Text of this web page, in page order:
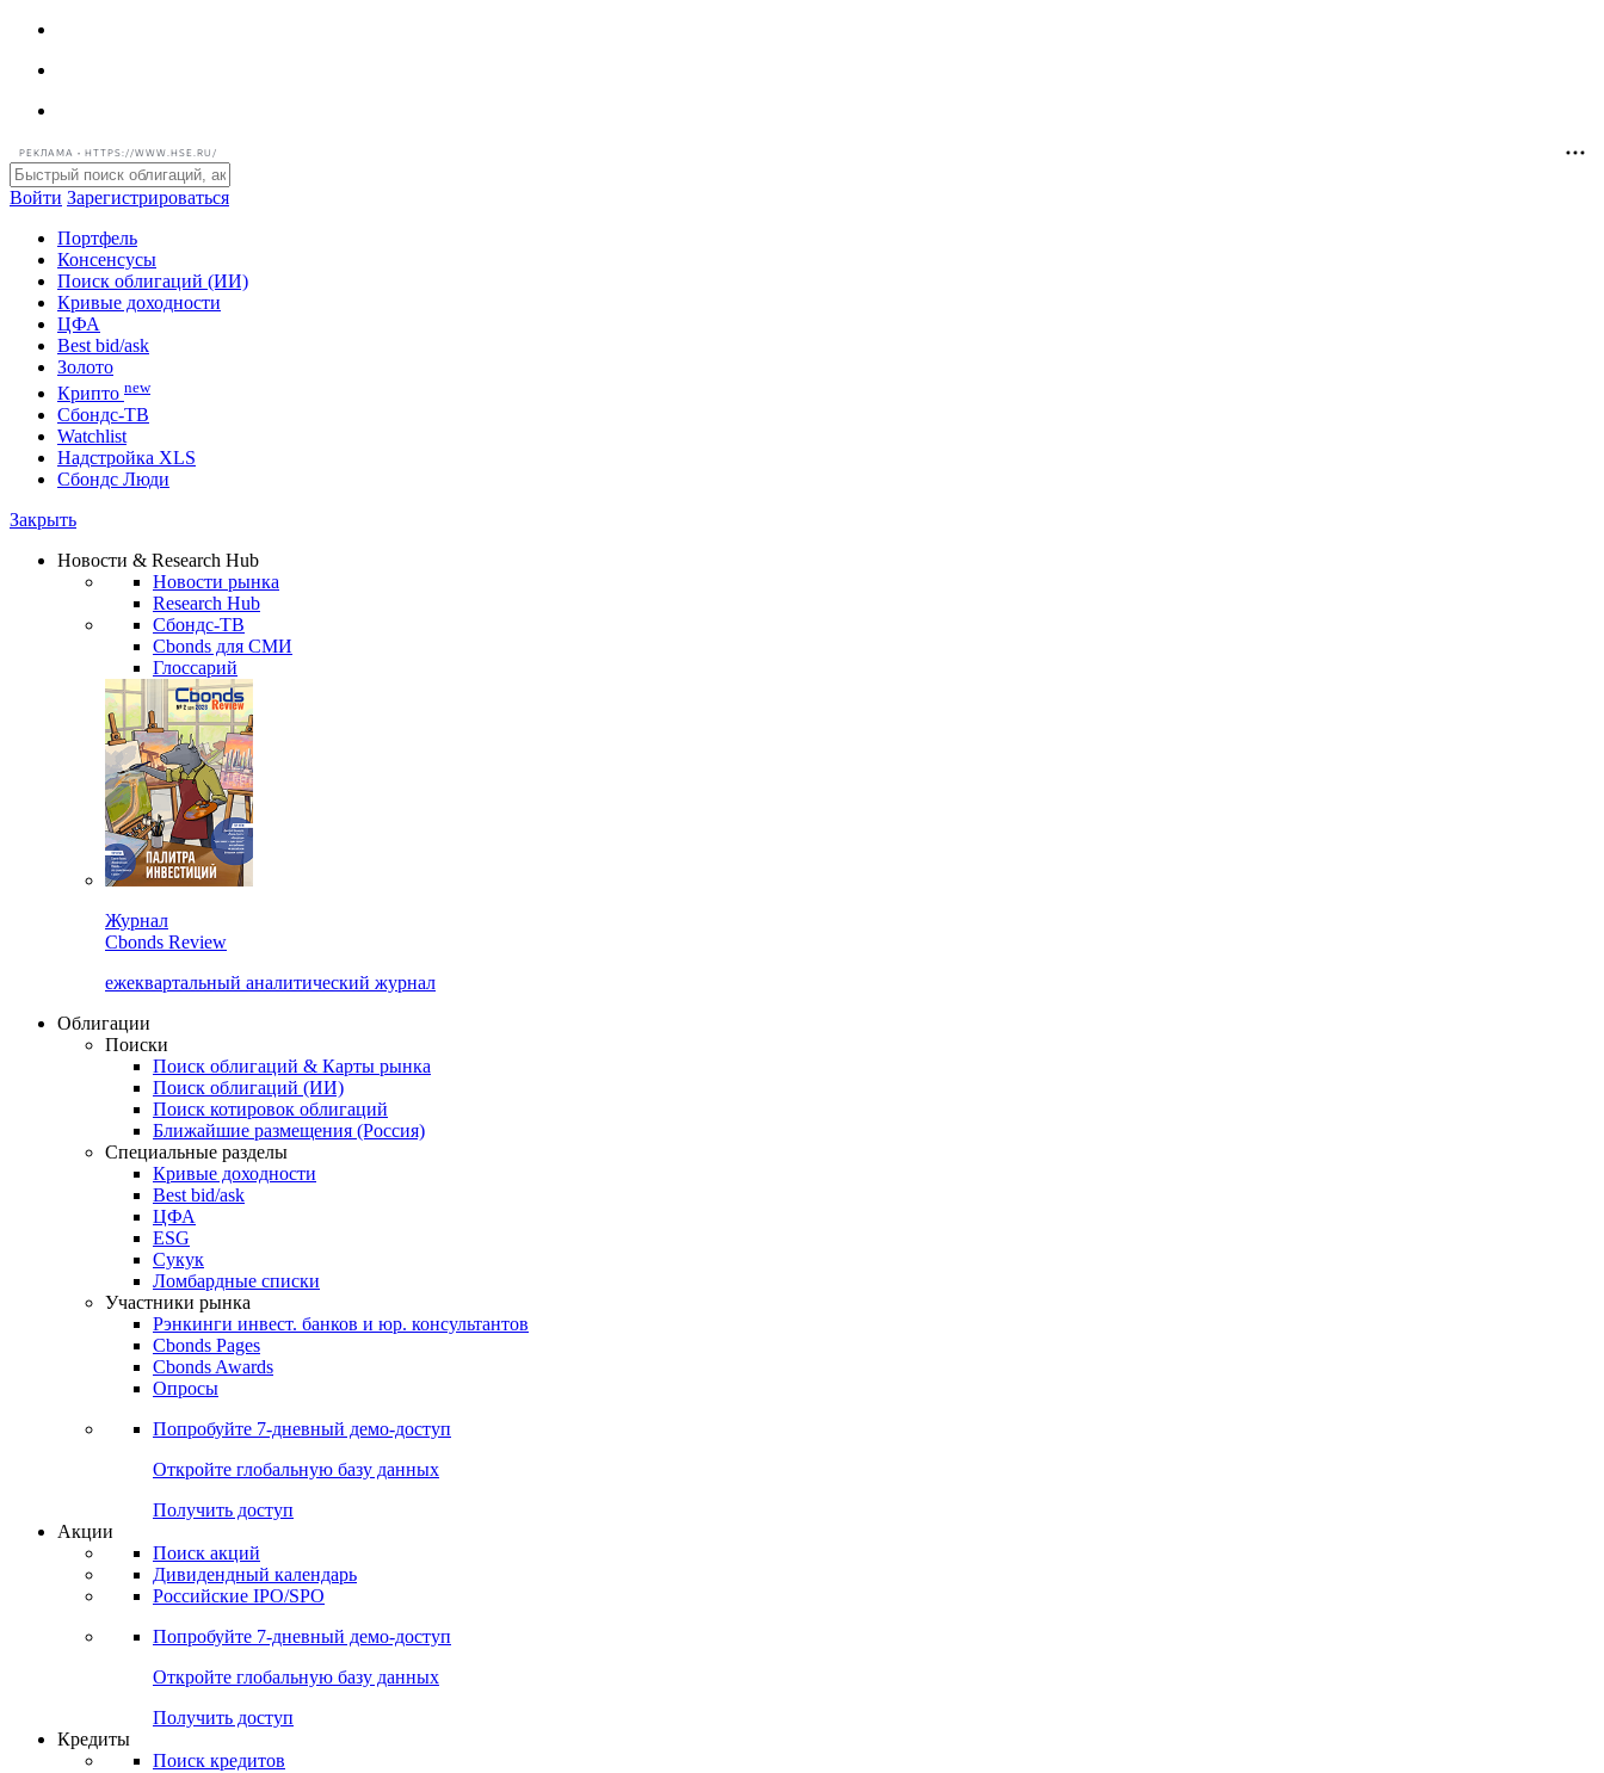
РЕКЛАМА • HTTPS://WWW.HSE.RU/
Войти Зарегистрироваться
Портфель
Консенсусы
Поиск облигаций (ИИ)
Кривые доходности
ЦФА
Best bid/ask
Золото
Крипто new
Сбондс-ТВ
Watchlist
Надстройка XLS
Сбондс Люди
Закрыть
Новости & Research Hub
Новости рынка
Research Hub
Сбондс-ТВ
Cbonds для СМИ
Глоссарий
Журнал
Cbonds Review
ежеквартальный аналитический журнал
Облигации
Поиски
Поиск облигаций & Карты рынка
Поиск облигаций (ИИ)
Поиск котировок облигаций
Ближайшие размещения (Россия)
Специальные разделы
Кривые доходности
Best bid/ask
ЦФА
ESG
Сукук
Ломбардные списки
Участники рынка
Рэнкинги инвест. банков и юр. консультантов
Cbonds Pages
Cbonds Awards
Опросы
Попробуйте 7-дневный демо-доступ
Откройте глобальную базу данных
Получить доступ
Акции
Поиск акций
Дивидендный календарь
Российские IPO/SPO
Попробуйте 7-дневный демо-доступ
Откройте глобальную базу данных
Получить доступ
Кредиты
Поиск кредитов